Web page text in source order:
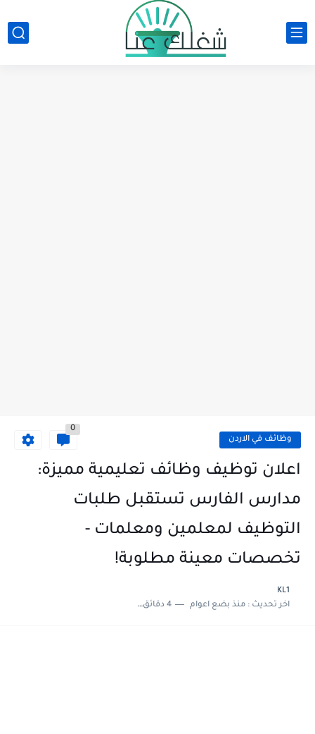
وظائف في الاردن
0
اعلان توظيف وظائف تعليمية مميزة:
مدارس الفارس تستقبل طلبات
التوظيف لمعلمين ومعلمات -
تخصصات معينة مطلوبة!
KL1
اخر تحديث :منذ بضع اعوام 4 دقائق للقراءة